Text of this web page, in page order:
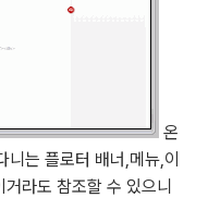
온
는 플로터 배너,메뉴,이
라도 참조할 수 있으니